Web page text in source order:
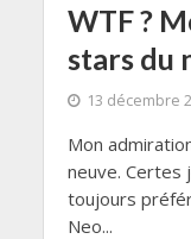
WTF ?
stars du
13 décembre
Mon
neuve. Certes
toujours
Neo...